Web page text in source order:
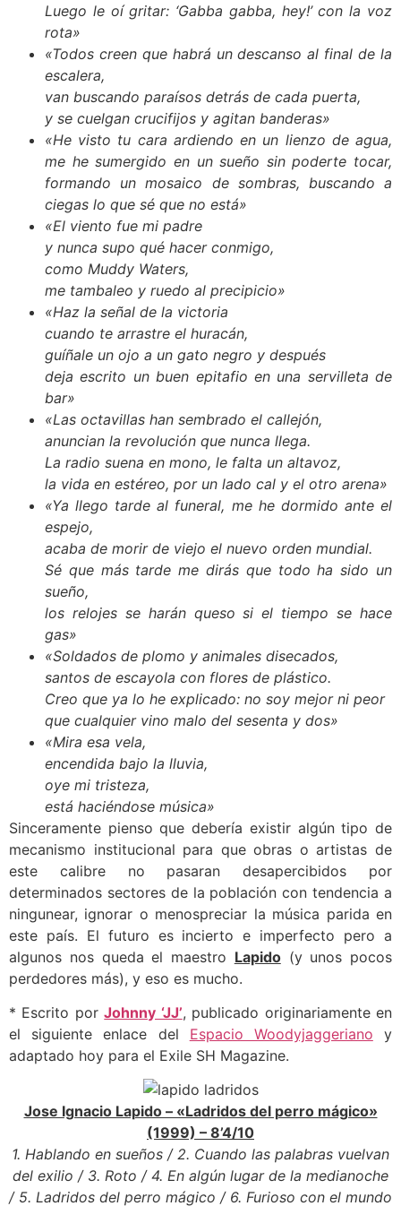
Luego le oí gritar: ‘Gabba gabba, hey!’ con la voz
rota»
«Todos creen que habrá un descanso al final de la
escalera,
van buscando paraísos detrás de cada puerta,
y se cuelgan crucifijos y agitan banderas»
«He visto tu cara ardiendo en un lienzo de agua,
me he sumergido en un sueño sin poderte tocar,
formando un mosaico de sombras, buscando a
ciegas lo que sé que no está»
«El viento fue mi padre
y nunca supo qué hacer conmigo,
como Muddy Waters,
me tambaleo y ruedo al precipicio»
«Haz la señal de la victoria
cuando te arrastre el huracán,
guíñale un ojo a un gato negro y después
deja escrito un buen epitafio en una servilleta de
bar»
«Las octavillas han sembrado el callejón,
anuncian la revolución que nunca llega.
La radio suena en mono, le falta un altavoz,
la vida en estéreo, por un lado cal y el otro arena»
«Ya llego tarde al funeral, me he dormido ante el
espejo,
acaba de morir de viejo el nuevo orden mundial.
Sé que más tarde me dirás que todo ha sido un
sueño,
los relojes se harán queso si el tiempo se hace
gas»
«Soldados de plomo y animales disecados,
santos de escayola con flores de plástico.
Creo que ya lo he explicado: no soy mejor ni peor
que cualquier vino malo del sesenta y dos»
«Mira esa vela,
encendida bajo la lluvia,
oye mi tristeza,
está haciéndose música»
Sinceramente pienso que debería existir algún tipo de
mecanismo institucional para que obras o artistas de
este calibre no pasaran desapercibidos por
determinados sectores de la población con tendencia a
ningunear, ignorar o menospreciar la música parida en
este país. El futuro es incierto e imperfecto pero a
algunos nos queda el maestro Lapido(y unos pocos
perdedores más), y eso es mucho.
* Escrito porJohnny ‘JJ’, publicado originariamente en
el siguiente enlace del Espacio Woodyjaggeriano y
adaptado hoy para el Exile SH Magazine.
Jose Ignacio Lapido – «Ladridos del perro mágico»
(1999) – 8’4/10
1. Hablando en sueños / 2. Cuando las palabras vuelvan
del exilio / 3. Roto / 4. En algún lugar de la medianoche
/ 5. Ladridos del perro mágico / 6. Furioso con el mundo